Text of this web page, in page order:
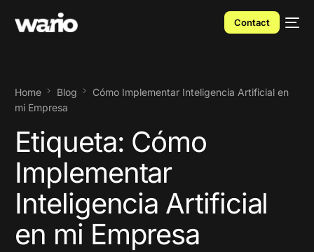
Contact
Home Blog
Cómo Implementar Inteligencia Artificial en
mi Empresa
Etiqueta: Cómo
Implementar
Inteligencia Artificial
en mi Empresa